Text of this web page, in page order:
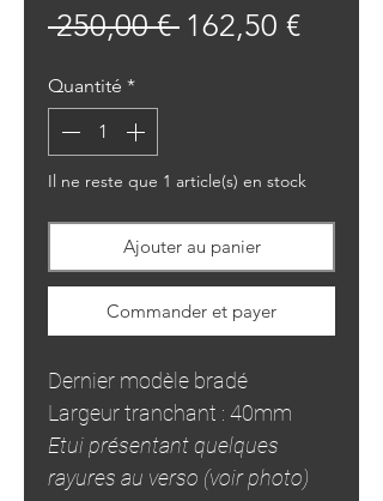
250,00 € Prix
162,50 €Prix
Quantité *
Il ne reste que 1 article(s) en stock
Ajouter au panier
Commander et payer
Dernier modèle bradé
Largeur tranchant : 40mm
Etui présentant quelques
rayures au verso (voir photo)